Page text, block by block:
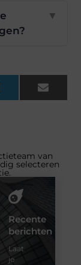
▼
LinkedInEmail
van
selecteren
Recente
berichten
Laat
je